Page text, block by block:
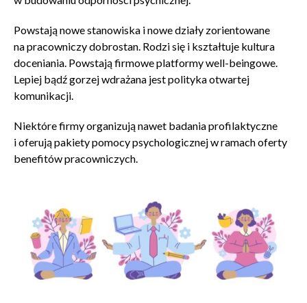
Powstają nowe stanowiska i nowe działy zorientowane
na pracowniczy dobrostan. Rodzi się i kształtuje kultura
doceniania. Powstają firmowe platformy well-beingowe.
Lepiej bądź gorzej wdrażana jest polityka otwartej
komunikacji.
Niektóre firmy organizują nawet badania profilaktyczne
i oferują pakiety pomocy psychologicznej w ramach oferty
benefitów pracowniczych.